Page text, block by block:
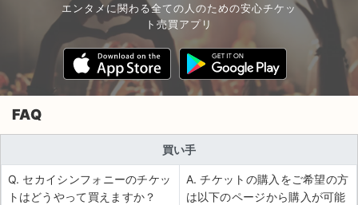
エンタメに関わる全ての人のための安心チケッ
ト売買アプリ
FAQ
買い手
Q. セカイシンフォニーのチケッ
トはどうやって買えますか？
A. チケットの購入をご希望の方
は以下のページから購入が可能